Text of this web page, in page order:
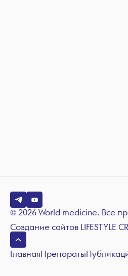
© 2026 World medicine. Все
Создание сайтов LIFESTYLE
ГлавнаяПрепараты